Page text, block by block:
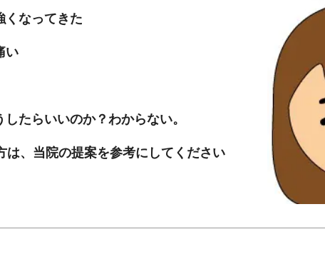
なってきた
い
たらいいのか？わからない。
、当院の提案を参考にしてください